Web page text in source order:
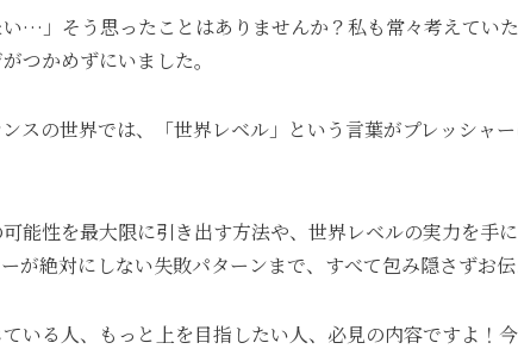
い…」そう思ったことはありませんか？私も常々考えて
つかめずにいました。
スの世界では、「世界レベル」という言葉がプレッシ
能性を最大限に引き出す方法や、世界レベルの実力を
が絶対にしない失敗パターンまで、すべて包み隠さずお伝
いる人、もっと上を目指したい人、必見の内容ですよ